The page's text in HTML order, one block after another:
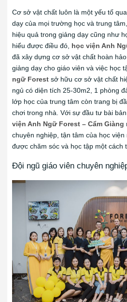
Cơ sở vật chất luôn là một yếu tố
dạy của mọi trường học và trung
hiệu quả trong giảng dạy cũng như
hiểu được điều đó, học viện Anh
đã xây dựng cơ sở vật chất hoàn
giảng dạy cho giáo viên và việc học
ngữ Forest sở hữu cơ sở vật chất
ngủ có diện tích 25-30m2, 1 phòng
lớp học của trung tâm còn trang bị
chơi trong nhà. Với sự đầu tư bài
viện Anh Ngữ Forest – Cẩm Giàng
chuyên nghiệp, tận tâm của học
được chăm sóc và học tập một cách
Đội ngũ giáo viên chuyên